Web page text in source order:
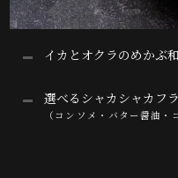
イカとオクラのめかぶ
選べるシャカシャカフ
（コンソメ・バター醤油・